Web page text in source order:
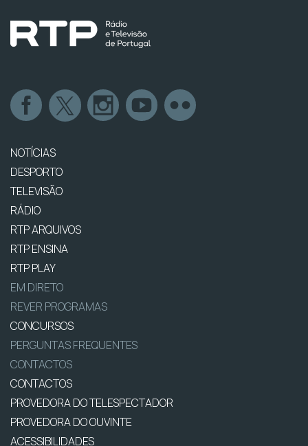
NOTÍCIAS
DESPORTO
TELEVISÃO
RÁDIO
RTP ARQUIVOS
RTP ENSINA
RTP PLAY
EM DIRETO
REVER PROGRAMAS
CONCURSOS
PERGUNTAS FREQUENTES
CONTACTOS
CONTACTOS
PROVEDORA DO TELESPECTADOR
PROVEDORA DO OUVINTE
ACESSIBILIDADES